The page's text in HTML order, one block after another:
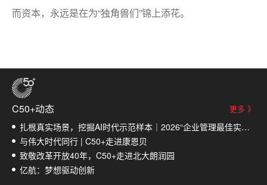
而资本，永远是在为“独角兽们”锦上添花。
C50+动态 更多 》
​扎根真实场景，挖掘AI时代示范样本｜2026“企业管理最佳实践榜”入围名单揭晓
与伟大时代同行 | C50+走进康恩贝
致敬改革开放40年，C50+走进北大朗润园
亿航：梦想驱动创新